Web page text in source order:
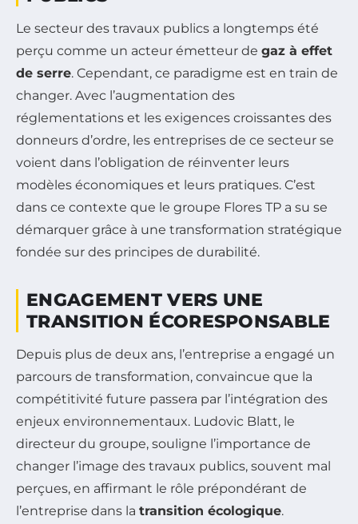
Le secteur des travaux publics a longtemps été
perçu comme un acteur émetteur de gaz à effet
de serre. Cependant, ce paradigme est en train de
changer. Avec l’augmentation des
réglementations et les exigences croissantes des
donneurs d’ordre, les entreprises de ce secteur se
voient dans l’obligation de réinventer leurs
modèles économiques et leurs pratiques. C’est
dans ce contexte que le groupe Flores TP a su se
démarquer grâce à une transformation stratégique
fondée sur des principes de durabilité.
ENGAGEMENT VERS UNE
TRANSITION ÉCORESPONSABLE
Depuis plus de deux ans, l’entreprise a engagé un
parcours de transformation, convaincue que la
compétitivité future passera par l’intégration des
enjeux environnementaux. Ludovic Blatt, le
directeur du groupe, souligne l’importance de
changer l’image des travaux publics, souvent mal
perçues, en affirmant le rôle prépondérant de
l’entreprise dans la transition écologique.